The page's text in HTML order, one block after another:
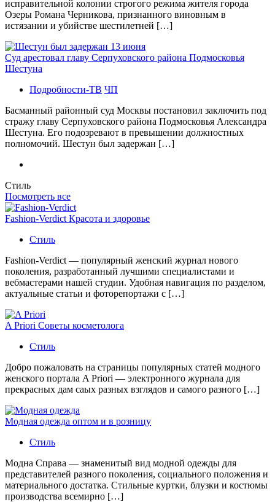
исправительной колонии строгого режима жителя города
Озеры Романа Черникова, признанного виновным в
истязании и убийстве шестилетней […]
Суд арестовал главу Серпуховского района Подмосковья
Шестуна
Подробности-ТВ ЧП
Басманный районный суд Москвы постановил заключить под
стражу главу Серпуховского района Подмосковья Александра
Шестуна. Его подозревают в превышении должностных
полномочий. Шестун был задержан […]
Стиль
Посмотреть все
Fashion-Verdict Красота и здоровье
Стиль
Fashion-Verdict — популярный женский журнал нового
поколения, разработанный лучшими специалистами и
вебмастерами нашей студии. Удобная навигация по разделом,
актуальные статьи и фоторепортажи с […]
A Priori Советы косметолога
Стиль
Добро пожаловать на страницы популярных статей модного
женского портала A Priori — электронного журнала для
прекрасных дам саых разных взглядов и самого разного […]
Модная одежда оптом и в розницу
Стиль
Модна Справа — знаменитый вид модной одежды для
представителей разного поколения, социального положения и
материального достатка. Стильные куртки, блузки и костюмы
производства всемирно […]